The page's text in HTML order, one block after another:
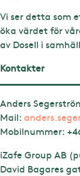
Vi ser detta som
öka värdet för
av Dosell i
Kontakter
Anders
Mail:
Mobilnummer:
iZafe Group AB
David Bagares